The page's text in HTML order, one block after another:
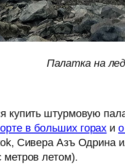
Палатка на
купить штурмовую
в больших горах и
Сивера Азъ Одрина
метров летом).